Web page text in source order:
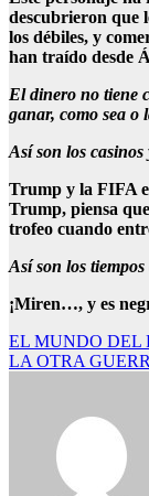
descubrieron que
los débiles, y
han traído desde
El dinero no tiene
ganar, como sea o
Así son los
Trump y la FIFA
Trump, piensa
trofeo cuando
Así son los
¡Miren…, y es
Navegación
de
EL MUNDO DEL
LA OTRA